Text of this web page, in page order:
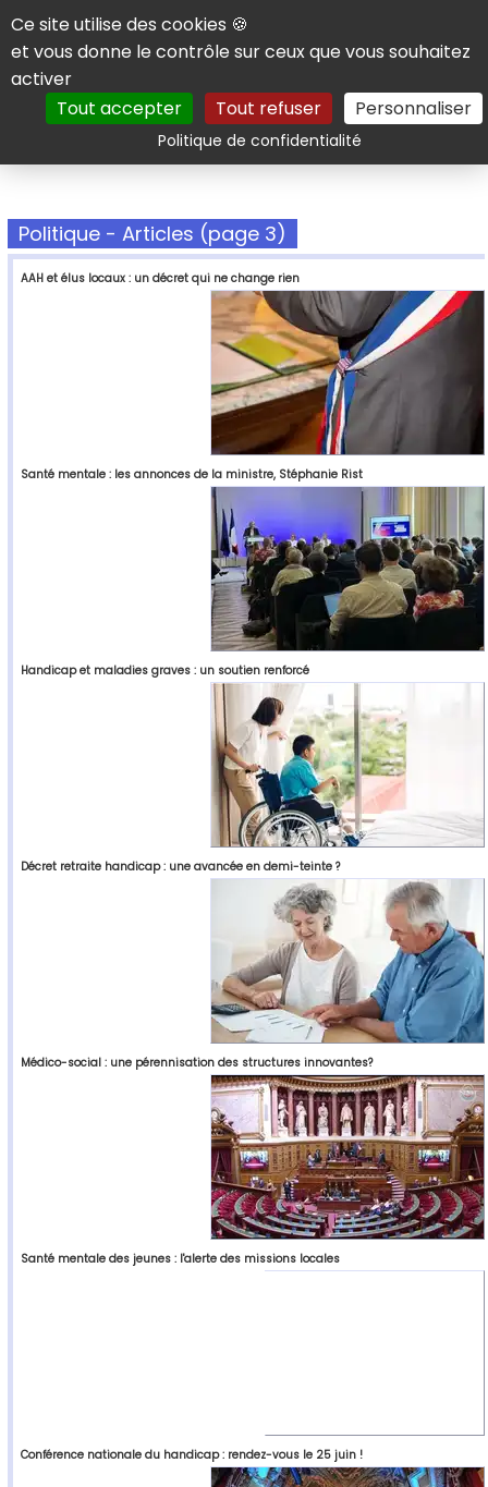
Panneau de gestion des cookies
Ce site utilise des cookies 🍪
et vous donne le contrôle sur ceux que vous souhaitez
activer
Tout accepter
Tout refuser Personnaliser
Politique de confidentialitéRechercher
Politique - Articles (page 3)
AAH et élus locaux : un décret qui ne change rien
Santé mentale : les annonces de la ministre, Stéphanie Rist
Handicap et maladies graves : un soutien renforcé
Décret retraite handicap : une avancée en demi-teinte ?
Médico-social : une pérennisation des structures innovantes?
Santé mentale des jeunes : l'alerte des missions locales
Conférence nationale du handicap : rendez-vous le 25 juin !